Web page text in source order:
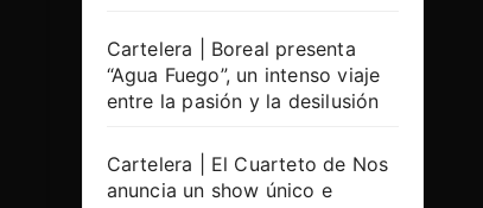
Cartelera | Boreal presenta
“Agua Fuego”, un intenso viaje
entre la pasión y la desilusión
Cartelera | El Cuarteto de Nos
anuncia un show único e